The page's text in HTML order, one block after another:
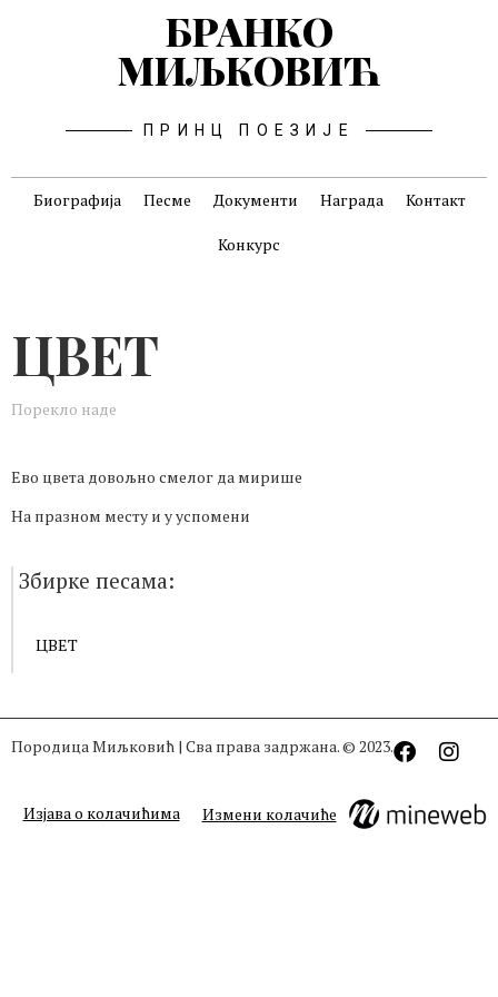
БРАНКО
МИЉКОВИЋ
ПРИНЦ ПОЕЗИЈЕ
Биографија Песме Документи Награда Контакт
Конкурс
ЦВЕТ
Порекло наде
Ево цвета довољно смелог да мирише
На празном месту и у успомени
Збирке песама:
ЦВЕТ
Породица Миљковић | Сва права задржана. © 2023.
Изјава о колачићима Измени колачиће